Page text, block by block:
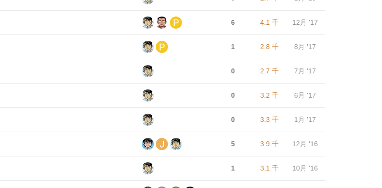
6 4.1 千 12月 '17
1 2.8 千 8月 '17
0 2.7 千 7月 '17
0 3.2 千 6月 '17
0 3.3 千 1月 '17
5 3.9 千 12月 '16
1 3.1 千 10月 '16